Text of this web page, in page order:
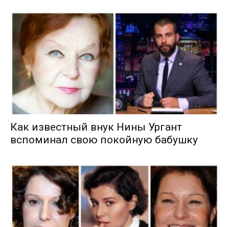
Как известный внук Нины Ургант
вспоминал свою покойную бабушку